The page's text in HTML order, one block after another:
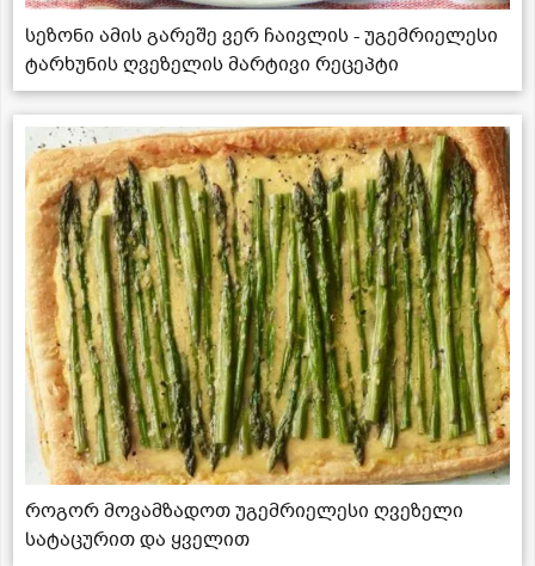
სეზონი ამის გარეშე ვერ ჩაივლის - უგემრიელესი
ტარხუნის ღვეზელის მარტივი რეცეპტი
როგორ მოვამზადოთ უგემრიელესი ღვეზელი
სატაცურით და ყველით